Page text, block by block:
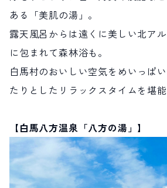
ある「美肌の湯」。
露天風呂からは遠くに美しい北ア
に包まれて森林浴も。
白馬村のおいしい空気をめいっぱ
たりとしたリラックスタイムを堪能
【白馬八方温泉「八方の湯」】